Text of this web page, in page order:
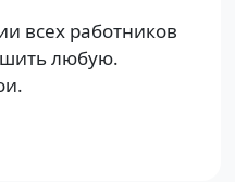
всех работников
любую.